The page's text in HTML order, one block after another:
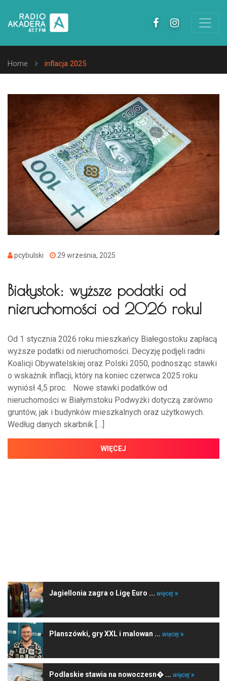
Home inflacja 2025
pcybulski 29 września, 2025
Białystok: wyższe podatki od
nieruchomości od 2026 roku!
Od 1 stycznia 2026 roku mieszkańcy Białegostoku zapłacą
wyższe podatki od nieruchomości. Decyzję podjęli radni
Koalicji Obywatelskiej oraz Polski 2050, podnosząc stawki
o wskaźnik inflacji, który na koniec czerwca 2025 roku
wyniósł 4,5 proc. Nowe stawki podatków od
nieruchomości w Białymstoku Podwyżki dotyczą zarówno
gruntów, jak i budynków mieszkalnych oraz użytkowych.
Według danych skarbnik […]
WIĘCEJ
Jagiellonia zagra o Ligę Euro ... więcej
Planszówki, gry XXL i malowan ... więcej
Podlaskie stawia na nowoczesn� ... więcej